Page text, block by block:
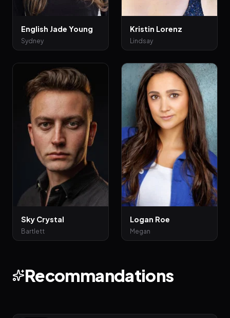
English Jade Young
Sydney
Kristin Lorenz
Lindsay
Sky Crystal
Bartlett
Logan Roe
Megan
Recommandations